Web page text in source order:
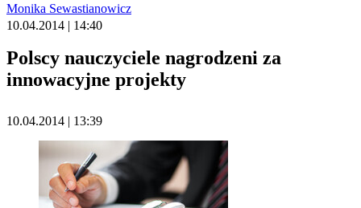
Monika Sewastianowicz
10.04.2014 | 14:40
Polscy nauczyciele nagrodzeni za
innowacyjne projekty
10.04.2014 | 13:39